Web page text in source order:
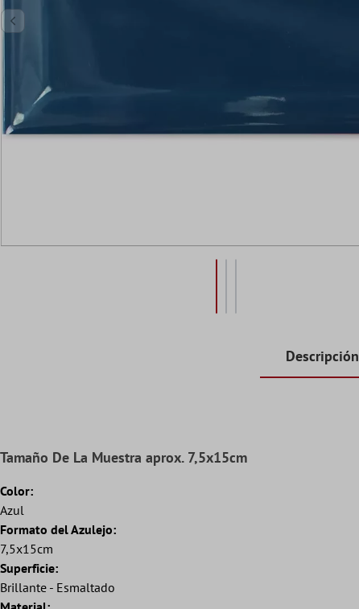
Descripción
Tamaño De La Muestra aprox. 7,5x15cm
Color:
Azul
Formato del Azulejo:
7,5x15cm
Superficie:
Brillante - Esmaltado